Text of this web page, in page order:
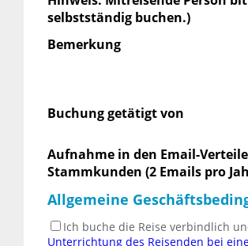
selbstständig buchen.)
Bemerkung
Buchung getätigt von
Aufnahme in den Email-
Stammkunden (2 Emails pro
Allgemeine
Ich buche die Reise verbindlich
Unterrichtung des Reisenden bei